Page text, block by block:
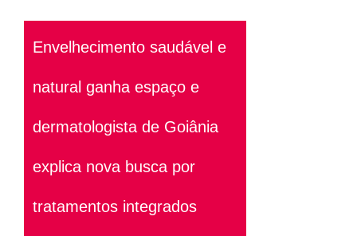
Envelhecimento saudável e
natural ganha espaço e
dermatologista de Goiânia
explica nova busca por
tratamentos integrados